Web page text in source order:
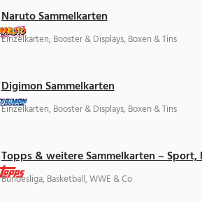
Naruto Sammelkarten
Einzelkarten, Booster & Displays, Boxen & Tins
Digimon Sammelkarten
Einzelkarten, Booster & Displays, Boxen & Tins
Topps & weitere Sammelkarten –
Bundesliga, Basketball, WWE & Co